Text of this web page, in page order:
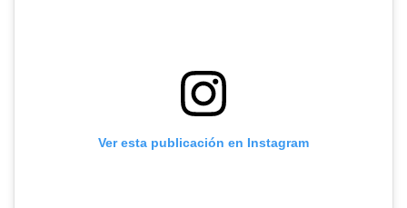
Ver esta publicación en Instagram